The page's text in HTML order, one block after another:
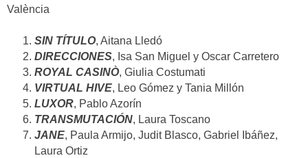
València
SIN TÍTULO, Aitana Lledó
DIRECCIONES, Isa San Miguel y Oscar Carretero
ROYAL CASINÒ, Giulia Costumati
VIRTUAL HIVE, Leo Gómez y Tania Millón
LUXOR, Pablo Azorín
TRANSMUTACIÓN, Laura Toscano
JANE, Paula Armijo, Judit Blasco, Gabriel Ibáñez,
Laura Ortiz